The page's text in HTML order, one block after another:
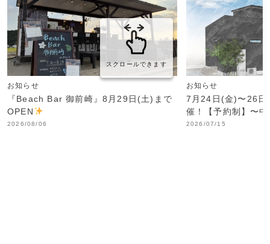
『Beach Bar 御前崎』8月29日(土)まで
OPEN
お知らせ
2026/08/06
7月24日(金)〜26日
催！【予約制】〜
お知らせ
2026/07/15
スクロールできます